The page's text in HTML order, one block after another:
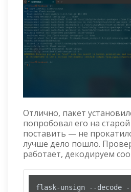
Отлично, пакет
попробовал его на
поставить — не
лучше дело пошло.
работает, декодируем
flask-unsign --decode